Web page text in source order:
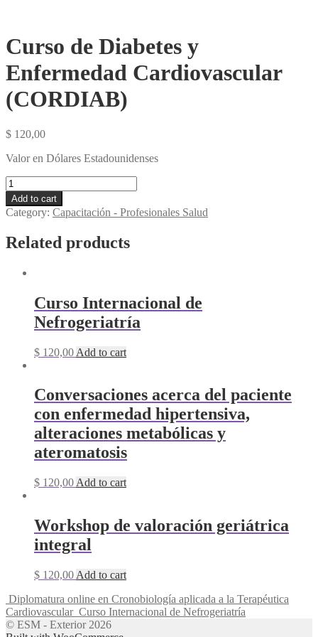
Curso de Diabetes y
Enfermedad Cardiovascular
(CORDIAB)
$ 120,00
Valor en Dólares Estadounidenses
Curso
de
Diabetes
y
Cardiovascular
quantity
Add to cart
Category: Capacitación - Profesionales Salud
Related products
Curso Internacional de
Nefrogeriatría
$ 120,00 Add to cart
Conversaciones acerca del paciente
con enfermedad hipertensiva,
alteraciones metabólicas y
ateromatosis
$ 120,00 Add to cart
Workshop de valoración geriátrica
integral
$ 120,00 Add to cart
Diplomatura online en Cronobiología aplicada a la Terapéutica
Cardiovascular Curso Internacional de Nefrogeriatría
© ESM - Exterior 2026